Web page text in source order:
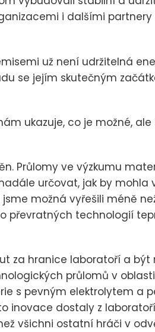
i dalšími
už není udržitelná
se jejím skutečným
ukazuje, co je možné,
Průlomy ve výzkumu
určovat, jak by mohla
možná vyřešili méně
převratných technologií
za hranice laboratoří a být
průlomů v oblasti
s pevným elektrolytem a
inovace dostaly z
všichni ostatní hráči v